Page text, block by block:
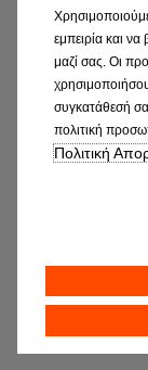
Κλείστε το
συνεργείο
εμπειρία και
μαζί σας. Οι
συγκατάθεσή
πολιτική
Πολιτική